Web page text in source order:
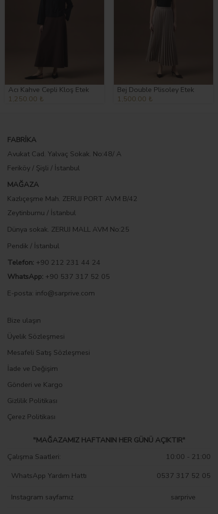
Acı Kahve Cepli Kloş Etek
1,250.00 ₺
Bej Double Plisoley Etek
1,500.00 ₺
FABRİKA
Avukat Cad. Yalvaç Sokak. No:48/ A
Feriköy / Şişli / İstanbul
MAĞAZA
Kazlıçeşme Mah. ZERUJ PORT AVM B/42
Zeytinburnu / İstanbul
Dünya sokak. ZERUJ MALL AVM No:25
Pendik / İstanbul
Telefon: +90 212 231 44 24
WhatsApp: +90 537 317 52 05
E-posta: info@sarprive.com
Bize ulaşın
Üyelik Sözleşmesi
Mesafeli Satış Sözleşmesi
İade ve Değişim
Gönderi ve Kargo
Gizlilik Politikası
Çerez Politikası
"MAĞAZAMIZ HAFTANIN HER GÜNÜ AÇIKTIR"
Çalışma Saatleri:
10:00 - 21:00
WhatsApp Yardım Hattı 0537 317 52 05
Instagram sayfamız sarprive